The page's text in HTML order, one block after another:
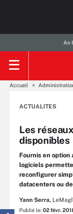
An
Accueil
ACTUALITES
Les
disponibles
Fournis en option
logiciels
reconfigurer
datacenters ou
Yann Serra,
Publié le: 02 févr.